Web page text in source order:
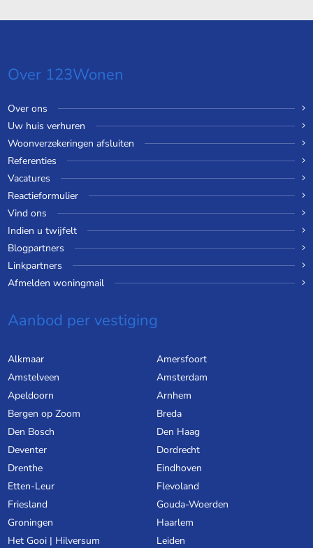
Over 123Wonen
Over ons
Uw huis verhuren
Woonverzekeringen afsluiten
Referenties
Vacatures
Reactieformulier
Vind ons
Indien u twijfelt
Blogpartners
Linkpartners
Afmelden woningmail
Aanbod per vestiging
Alkmaar
Amersfoort
Amstelveen
Amsterdam
Apeldoorn
Arnhem
Bergen op Zoom
Breda
Den Bosch
Den Haag
Deventer
Dordrecht
Drenthe
Eindhoven
Etten-Leur
Flevoland
Friesland
Gouda-Woerden
Groningen
Haarlem
Het Gooi | Hilversum
Leiden